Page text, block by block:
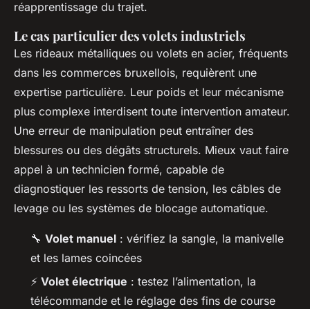
réapprentissage du trajet.
Le cas particulier des volets industriels
Les rideaux métalliques ou volets en acier, fréquents
dans les commerces bruxellois, requièrent une
expertise particulière. Leur poids et leur mécanisme
plus complexe interdisent toute intervention amateur.
Une erreur de manipulation peut entraîner des
blessures ou des dégâts structurels. Mieux vaut faire
appel à un technicien formé, capable de
diagnostiquer les ressorts de tension, les câbles de
levage ou les systèmes de blocage automatique.
🔧 Volet manuel : vérifiez la sangle, la manivelle
et les lames coincées
⚡ Volet électrique : testez l’alimentation, la
télécommande et le réglage des fins de course